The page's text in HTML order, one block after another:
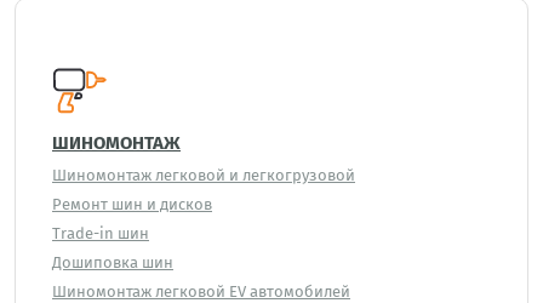
ШИНОМОНТАЖ
Шиномонтаж легковой и легкогрузовой
Ремонт шин и дисков
Trade-in шин
Дошиповка шин
Шиномонтаж легковой EV автомобилей